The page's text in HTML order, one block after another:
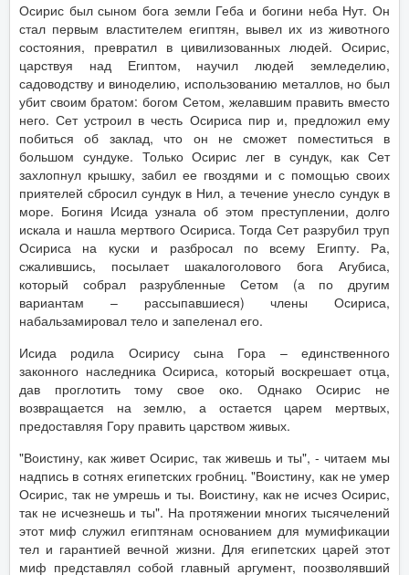
Осирис был сыном бога земли Геба и богини неба Нут. Он
стал первым властителем египтян, вывел их из животного
состояния, превратил в цивилизованных людей. Осирис,
царствуя над Египтом, научил людей земледелию,
садоводству и виноделию, использованию металлов, но был
убит своим братом: богом Сетом, желавшим править вместо
него. Сет устроил в честь Осириса пир и, предложил ему
побиться об заклад, что он не сможет поместиться в
большом сундуке. Только Осирис лег в сундук, как Сет
захлопнул крышку, забил ее гвоздями и с помощью своих
приятелей сбросил сундук в Нил, а течение унесло сундук в
море. Богиня Исида узнала об этом преступлении, долго
искала и нашла мертвого Осириса. Тогда Сет разрубил труп
Осириса на куски и разбросал по всему Египту. Ра,
сжалившись, посылает шакалоголового бога Агубиса,
который собрал разрубленные Сетом (а по другим
вариантам – рассыпавшиеся) члены Осириса,
набальзамировал тело и запеленал его.
Исида родила Осирису сына Гора – единственного
законного наследника Осириса, который воскрешает отца,
дав проглотить тому свое око. Однако Осирис не
возвращается на землю, а остается царем мертвых,
предоставляя Гору править царством живых.
"Воистину, как живет Осирис, так живешь и ты", - читаем мы
надпись в сотнях египетских гробниц. "Воистину, как не умер
Осирис, так не умрешь и ты. Воистину, как не исчез Осирис,
так не исчезнешь и ты". На протяжении многих тысячелений
этот миф служил египтянам основанием для мумификации
тел и гарантией вечной жизни. Для египетских царей этот
миф представлял собой главный аргумент, поозволявший